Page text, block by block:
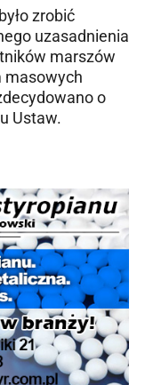
zrobić
uzasadnienia
marszów
masowych
o
Ustaw.